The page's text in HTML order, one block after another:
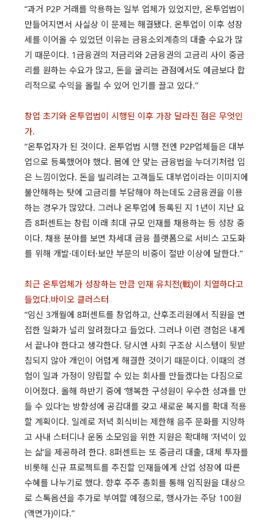
“과거 P2P 거래를 악용하는 일부 업체가 있었지만, 온투업법이
만들어지면서 사실상 이 문제는 해결됐다. 온투업이 이후 성장
세를 이어올 수 있었던 이유는 금융소외계층의 대출 수요가 많
기 때문이다. 1금융권의 저금리와 2금융권의 고금리 사이 중금
리를 원하는 수요가 많고, 돈을 굴리는 관점에서도 예금보다 합
리적으로 수익을 올릴 수 있어 인기를 끌고 있다.”
창업 초기와 온투업법이 시행된 이후 가장 달라진 점은 무엇인
가.
“온투업자가 된 것이다. 온투업법 시행 전엔 P2P업체들은 대부
업으로 등록했어야 했다. 몸에 안 맞는 금융법을 누더기처럼 입
은 느낌이었다. 돈을 빌리려는 고객들도 대부업이라는 이미지에
불안해하는 탓에 고금리를 부담해야 하는데도 2금융권을 이용
하는 경우가 많았다. 그러나 온투업에 등록된 지 1년이 지난 요
즘 8퍼센트는 창립 이래 최대 규모 인재를 채용하는 등 성장 중
이다. 채용 분야를 보면 차세대 금융 플랫폼으로 서비스 고도화
를 위해 개발·데이터·보안 부문의 비중이 절반 이상에 달한다.”
최근 온투업체가 성장하는 만큼 인재 유치전(戰)이 치열하다고
들었다.바이오 클러스터
“임신 3개월에 8퍼센트를 창업하고, 산후조리원에서 직원을 면
접한 일화가 널리 알려졌다고 들었다. 그러나 이런 경험은 내게
서 끝나야 한다고 생각한다. 당시엔 사회 구조상 시스템이 뒷받
침되지 않아 개인이 어렵게 해결한 것이기 때문이다. 이때의 경
험이 일과 가정이 양립할 수 있는 회사를 만들겠다는 다짐으로
이어졌다. 올해 하반기 중에 ‘행복한 구성원이 우수한 성과를 만
들 수 있다’는 방향성에 공감대를 갖고 새로운 복지를 확대 적용
할 계획이다. 일례로 저녁 회식비는 제한해 음주 문화를 지양하
고 사내 스터디나 운동 소모임을 위한 지원은 확대해 ‘저녁이 있
는 삶’을 제공하려 한다. 8퍼센트는 또 중금리 대출, 대체 투자를
비롯해 신규 프로젝트를 추진할 인재들에게 산업 성장에 따른
수혜를 나누기로 했다. 향후 주주 총회를 통해 임직원을 대상으
로 스톡옵션을 추가로 부여할 예정으로, 행사가는 주당 100원
(액면가)이다.”